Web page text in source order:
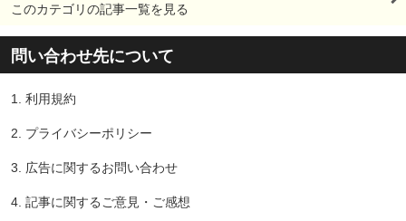
このカテゴリの記事一覧を見る
問い合わせ先について
1. 利用規約
2. プライバシーポリシー
3. 広告に関するお問い合わせ
4. 記事に関するご意見・ご感想